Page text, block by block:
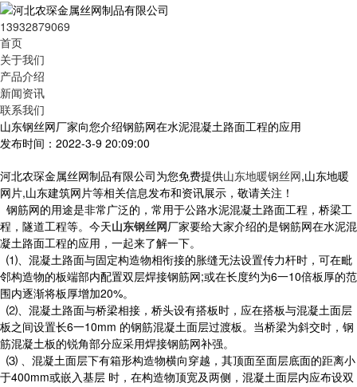
13932879069
首页
关于我们
产品介绍
新闻资讯
联系我们
山东钢丝网厂家向您介绍钢筋网在水泥混凝土路面工程的应用
发布时间：2022-3-9 20:09:00
河北农琛金属丝网制品有限公司为您免费提供山东地暖钢丝网,山东地暖
网片,山东建筑网片等相关信息发布和资讯展示，敬请关注！
钢筋网的用途是非常广泛的，常用于公路水泥混凝土路面工程，桥梁工
程，隧道工程等。今天山东钢丝网厂家要给大家介绍的是钢筋网在水泥混
凝土路面工程的应用，一起来了解一下。
⑴、混凝土路面与固定构造物相衔接的胀缝无法设置传力杆时，可在毗
邻构造物的板端部内配置双层焊接钢筋网;或在长度约为6一10倍板厚的范
围内逐渐将板厚增加20%。
⑵、混凝土路面与桥梁相接，桥头设有搭板时，应在搭板与混凝土面层
板之间设置长6一10mm 的钢筋混凝土面层过渡板。当桥梁为斜交时，钢
筋混凝土板的锐角部分应采用焊接钢筋网补强。
⑶ 、混凝土面层下有箱形构造物横向穿越，其顶面至面层底面的距离小
于400mm或嵌入基层 时，在构造物顶宽及两侧，混凝土面层内应布设双